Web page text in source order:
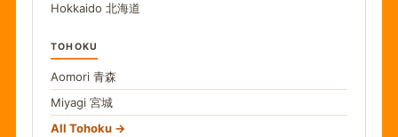
Hokkaido 北海道
TOHOKU
Aomori 青森
Miyagi 宮城
All Tohoku